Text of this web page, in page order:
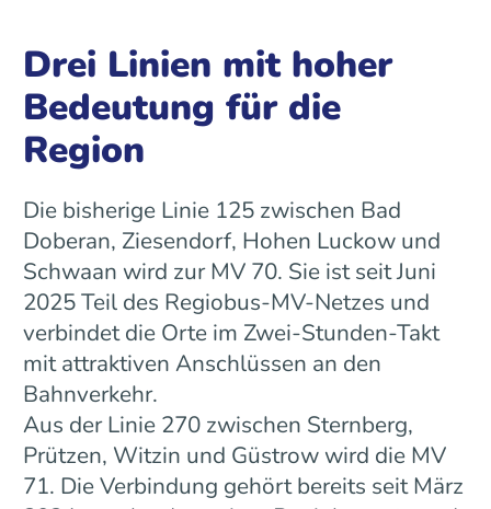
Drei Linien mit hoher
Bedeutung für die
Region
Die bisherige Linie 125 zwischen Bad
Doberan, Ziesendorf, Hohen Luckow und
Schwaan wird zur MV 70. Sie ist seit Juni
2025 Teil des Regiobus-MV-Netzes und
verbindet die Orte im Zwei-Stunden-Takt
mit attraktiven Anschlüssen an den
Bahnverkehr.
Aus der Linie 270 zwischen Sternberg,
Prützen, Witzin und Güstrow wird die MV
71. Die Verbindung gehört bereits seit März